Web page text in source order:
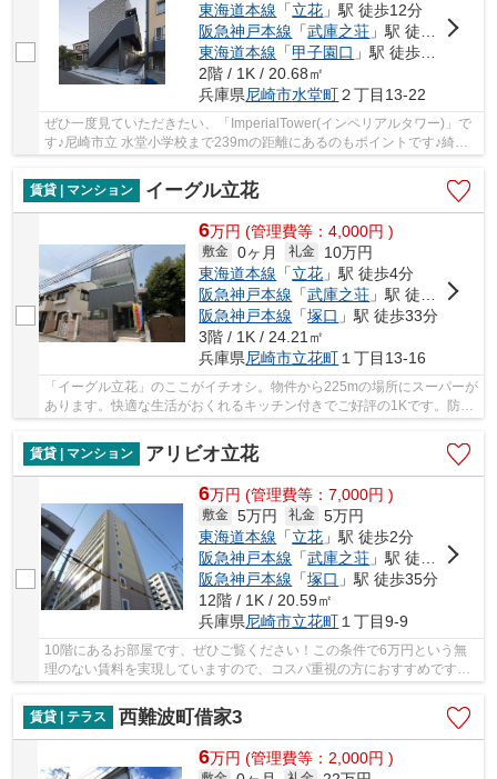
東海道本線 「立花 」駅 徒歩12分
阪急神戸本線 「武庫之荘 」駅 徒歩18分
東海道本線 「甲子園口 」駅 徒歩28分
2階 / 1K / 20.68㎡
兵庫県尼崎市水堂町２丁目13-22
ぜひ一度見ていただきたい、「ImperialTower(インペリアルタワー)」で
す♪尼崎市立 水堂小学校まで239mの距離にあるのもポイントです♪綺麗
賃貸 | マンション
イーグル立花
6万円 (管理費等：4,000円 )
敷金 0ヶ月 礼金
10万円
東海道本線 「立花 」駅 徒歩4分
阪急神戸本線 「武庫之荘 」駅 徒歩26分
阪急神戸本線 「塚口 」駅 徒歩33分
3階 / 1K / 24.21㎡
兵庫県尼崎市立花町 １丁目13-16
「イーグル立花」のここがイチオシ。物件から225mの場所にスーパーが
あります。快適な生活がおくれるキッチン付きでご好評の1Kです。防犯
対策をしっかりしたいならオートロック付きの...
賃貸 | マンション
アリビオ立花
6万円 (管理費等：7,000円 )
敷金 5万円 礼金 5万円
東海道本線 「立花 」駅 徒歩2分
阪急神戸本線 「武庫之荘 」駅 徒歩26分
阪急神戸本線 「塚口 」駅 徒歩35分
12階 / 1K / 20.59㎡
兵庫県尼崎市立花町 １丁目9-9
10階にあるお部屋です、ぜひご覧ください！この条件で6万円という無
理のない賃料を実現していますので、コスパ重視の方におすすめです！
掃除に手間のかからないIHキッチンはいかがです...
賃貸 | テラス
西難波町借家3
6万円 (管理費等：2,000円 )